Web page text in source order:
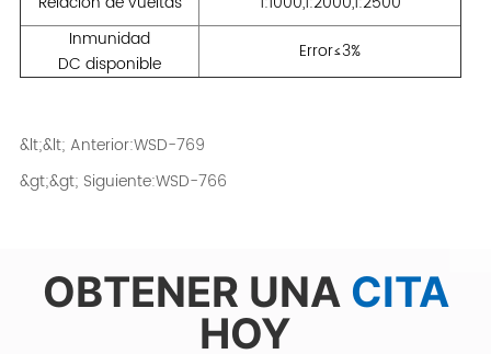
&lt;&lt; Anterior:WSD-769
&gt;&gt; Siguiente:WSD-766
OBTENER UNA CITA
HOY